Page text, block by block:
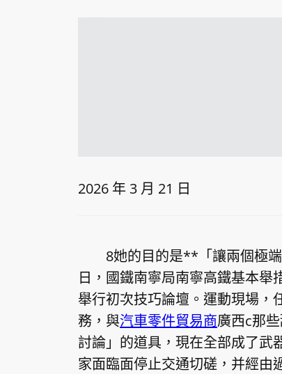
2026 年 3 月 21 日
8她的目的是**「讓兩個極
日，國鐵南寧局南寧高鐵基本舉
舉行初次技巧論壇。運動現場，
務，與汽車零件貿易商廣西c那
討論」的道具，現在全部成了武
家面臨面停止交通切磋，并經由